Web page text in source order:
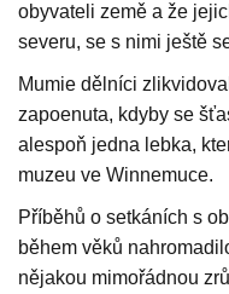
obyvateli země a že
severu, se s nimi ještě
Mumie dělníci
zapoenuta, kdyby se
alespoň jedna lebka,
muzeu ve Winnemuce.
Příběhů o setkáních s
během věků
nějakou mimořádnou